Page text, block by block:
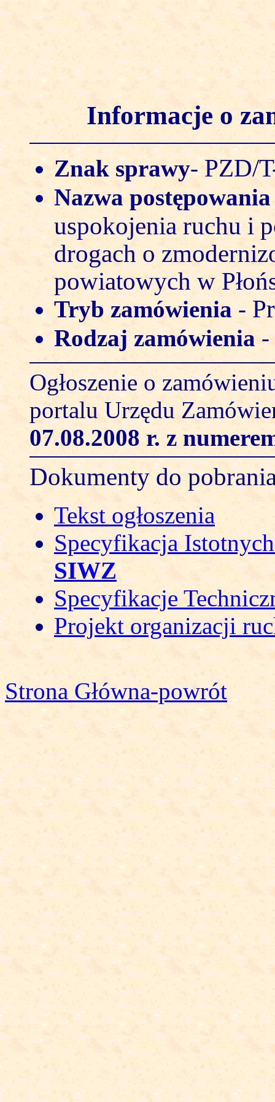
Informacje o
Znak sprawy- PZD/
Nazwa
uspokojenia ruchu i
drogach o
powiatowych w
Tryb zamówienia -
Rodzaj zamówienia -
Ogłoszenie o
portalu Urzędu
07.08.2008 r. z
Dokumenty do
Tekst ogłoszenia
Specyfikacja
SIWZ
Specyfikacje
Projekt organizacji
Strona Główna-powrót